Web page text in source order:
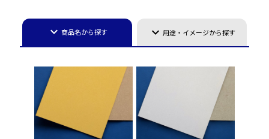
keyboard_arrow_down 商品名から探す keyboard_arrow_down用途・イメージから探す